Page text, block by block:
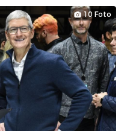
10 Foto